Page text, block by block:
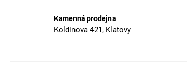
Kamenná prodejna
Koldinova 421, Klatovy